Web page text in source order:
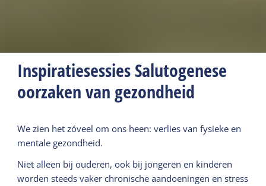
Inspiratiesessies Salutogenese
oorzaken van gezondheid
We zien het zóveel om ons heen: verlies van fysieke en
mentale gezondheid.
Niet alleen bij ouderen, ook bij jongeren en kinderen
worden steeds vaker chronische aandoeningen en stress